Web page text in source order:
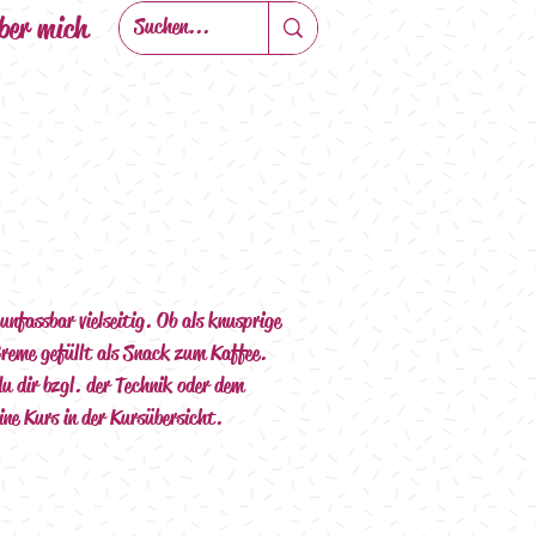
mich
vielseitig. Ob als knusprige
gefüllt als Snack zum Kaffee.
dir bzgl. der Technik oder dem
Kurs in der Kursübersicht.